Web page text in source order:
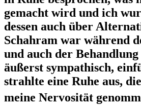
gemacht wird und ich
dessen auch über
Schahram war während
und auch der
äußerst sympathisch,
strahlte eine Ruhe aus,
meine Nervosität